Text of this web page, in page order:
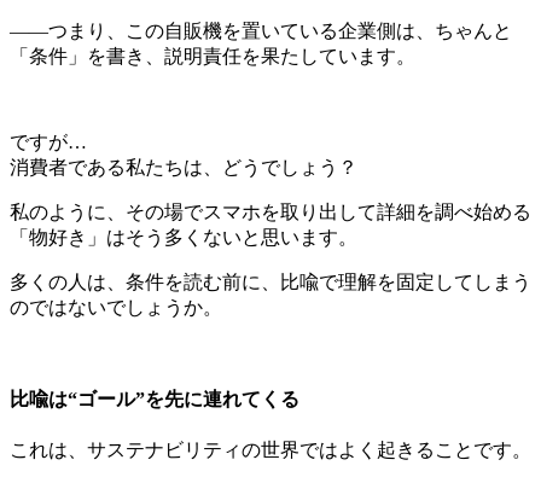
――つまり、この自販機を置いている企業側は、ちゃんと
「条件」を書き、説明責任を果たしています。
ですが…
消費者である私たちは、どうでしょう？
私のように、その場でスマホを取り出して詳細を調べ始める
「物好き」はそう多くないと思います。
多くの人は、条件を読む前に、比喩で理解を固定してしまう
のではないでしょうか。
比喩は“ゴール”を先に連れてくる
これは、サステナビリティの世界ではよく起きることです。